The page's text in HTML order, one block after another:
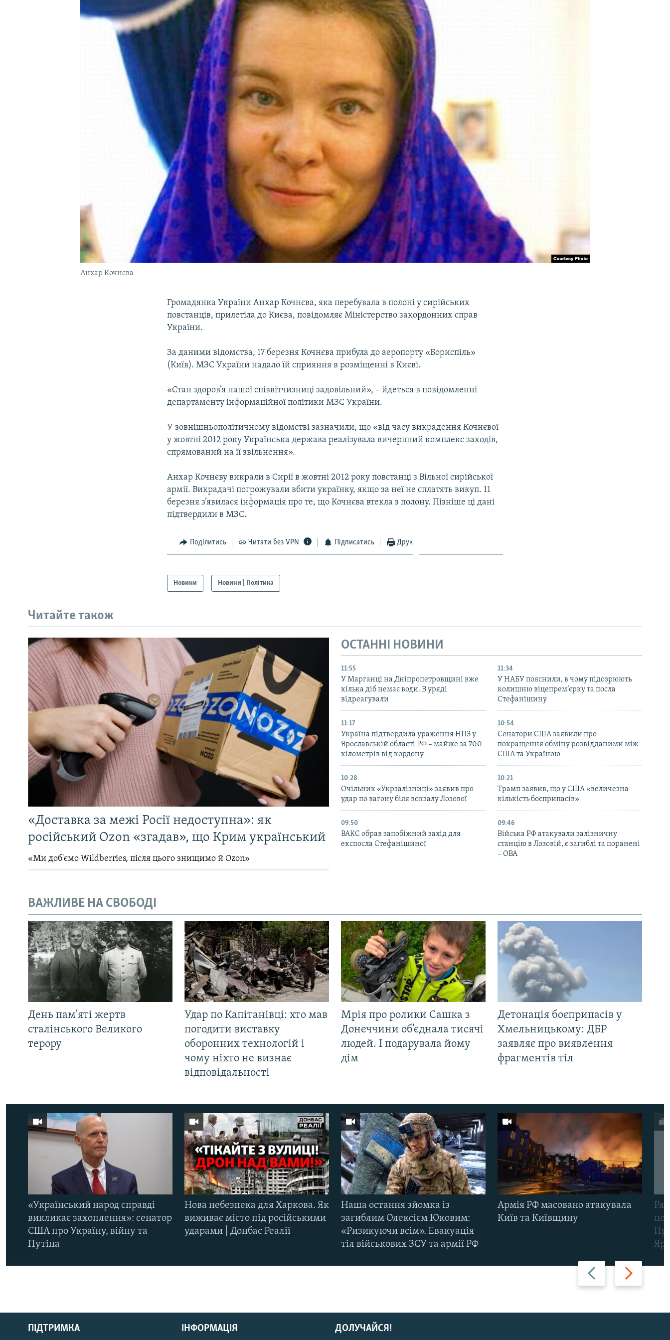
РУС
Анхар Кочнєва
Громадянка України Анхар Кочнєва, яка перебувала в полоні у сирійських
повстанців, прилетіла до Києва, повідомляє Міністерство закордонних справ
України.
За даними відомства, 17 березня Кочнєва прибула до аеропорту «Бориспіль»
(Київ). МЗС України надало їй сприяння в розміщенні в Києві.
«Стан здоров’я нашої співвітчизниці задовільний», – йдеться в повідомленні
департаменту інформаційної політики МЗС України.
У зовнішньополітичному відомстві зазначили, що «від часу викрадення Кочнєвої
у жовтні 2012 року Українська держава реалізувала вичерпний комплекс заходів,
спрямований на її звільнення».
Анхар Кочнєву викрали в Сирії в жовтні 2012 року повстанці з Вільної сирійської
армії. Викрадачі погрожували вбити українку, якщо за неї не сплатять викуп. 11
березня з’явилася інформація про те, що Кочнєва втекла з полону. Пізніше ці дані
підтвердили в МЗС.
Поділитись Читати без VPN Підписатись Друк
Новини Новини | Політика
Читайте також
«Доставка за межі Росії недоступна»: як
російський Ozon «згадав», що Крим український
«Ми доб'ємо Wildberries, після цього знищимо й Ozon»
ОСТАННІ НОВИНИ
11:55
У Марганці на Дніпропетровщині вже
кілька діб немає води. В уряді
відреагували
11:34
У НАБУ пояснили, в чому підозрюють
колишню віцепрем’єрку та посла
Стефанішину
11:17
Україна підтвердила ураження НПЗ у
Ярославській області РФ – майже за 700
кілометрів від кордону
10:54
Сенатори США заявили про
покращення обміну розвідданими між
США та Україною
10:28
Очільник «Укрзалізниці» заявив про
удар по вагону біля вокзалу Лозової
10:21
Трамп заявив, що у США «величезна
кількість боєприпасів»
09:50
ВАКС обрав запобіжний захід для
експосла Стефанішиної
09:46
Війська РФ атакували залізничну
станцію в Лозовій, є загиблі та поранені
– ОВА
ВАЖЛИВЕ НА СВОБОДІ
День пам'яті жертв
сталінського Великого
терору
Удар по Капітанівці: хто мав
погодити виставку
оборонних технологій і
чому ніхто не визнає
відповідальності
Мрія про ролики Сашка з
Донеччини об’єднала тисячі
людей. І подарувала йому
дім
Детонація боєприпасів у
Хмельницькому: ДБР
заявляє про виявлення
фрагментів тіл
Назад Вперед
«Український народ справді
викликає захоплення»: сенатор
США про Україну, війну та
Путіна
Нова небезпека для Харкова. Як
виживає місто під російськими
ударами | Донбас Реалії
Наша остання зйомка із
загиблим Олексієм Юковим:
«Ризикуючи всім». Евакуація
тіл військових ЗСУ та армії РФ
Армія РФ масовано атакувала
Київ та Київщину
ДОЛУЧАЙСЯ!
ПІДТРИМКА ІНФОРМАЦІЯ